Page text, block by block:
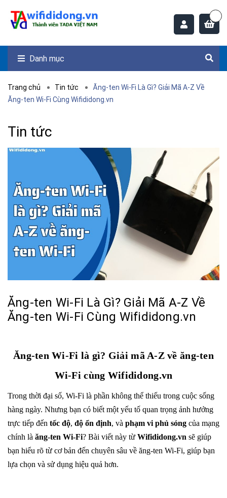
Danh mục
Trang chủ Tin tức
Ăng-ten Wi-Fi Là Gì? Giải Mã A-Z Về
Ăng-ten Wi-Fi Cùng Wifididong.vn
Tin tức
Ăng-ten Wi-Fi Là Gì? Giải Mã A-Z Về
Ăng-ten Wi-Fi Cùng Wifididong.vn
Ăng-ten Wi-Fi là gì? Giải mã A-Z về ăng-ten
Wi-Fi cùng Wifididong.vn
Trong thời đại số, Wi-Fi là phần không thể thiếu trong cuộc sống
hàng ngày. Nhưng bạn có biết một yếu tố quan trọng ảnh hưởng
trực tiếp đến tốc độ, độ ổn định, và phạm vi phủ sóng của mạng
chính là ăng-ten Wi-Fi? Bài viết này từ Wifididong.vn sẽ giúp
bạn hiểu rõ từ cơ bản đến chuyên sâu về ăng-ten Wi-Fi, giúp bạn
lựa chọn và sử dụng hiệu quả hơn.